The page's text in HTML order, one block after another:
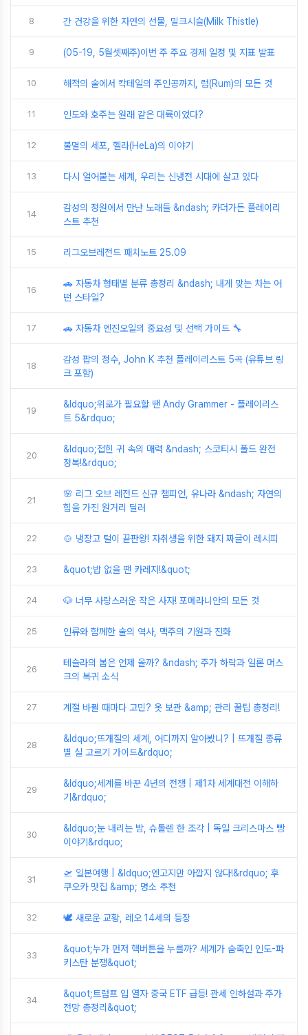
8 간 건강을 위한 자연의 선물, 밀크시슬(Milk Thistle)
9 (05-19, 5월셋째주)이번 주 주요 경제 일정 및 지표 발표
10 해적의 술에서 칵테일의 주인공까지, 럼(Rum)의 모든 것
11 인도와 호주는 원래 같은 대륙이었다?
12 불멸의 세포, 헬라(HeLa)의 이야기
13 다시 얼어붙는 세계, 우리는 신냉전 시대에 살고 있다
14
감성의 정원에서 만난 노래들 &ndash; 카더가든 플레이리
스트 추천
15 리그오브레전드 패치노트 25.09
16
🚗 자동차 형태별 분류 총정리 &ndash; 내게 맞는 차는 어
떤 스타일?
17 🚗 자동차 엔진오일의 중요성 및 선택 가이드 🔧
18
감성 팝의 정수, John K 추천 플레이리스트 5곡 (유튜브 링
크 포함)
19
&ldquo;위로가 필요할 땐 Andy Grammer - 플레이리스
트 5&rdquo;
20
&ldquo;접힌 귀 속의 매력 &ndash; 스코티시 폴드 완전
정복!&rdquo;
21
🌸 리그 오브 레전드 신규 챔피언, 유나라 &ndash; 자연의
힘을 가진 원거리 딜러
22 🍲 냉장고 털이 끝판왕! 자취생을 위한 돼지 짜글이 레시피
23 &quot;밥 없을 땐 카레지!&quot;
24 🐶 너무 사랑스러운 작은 사자! 포메라니안의 모든 것
25 인류와 함께한 술의 역사, 맥주의 기원과 진화
26
테슬라의 봄은 언제 올까? &ndash; 주가 하락과 일론 머스
크의 복귀 소식
27 계절 바뀔 때마다 고민? 옷 보관 &amp; 관리 꿀팁 총정리!
28
&ldquo;뜨개질의 세계, 어디까지 알아봤니? | 뜨개질 종류
별 실 고르기 가이드&rdquo;
29
&ldquo;세계를 바꾼 4년의 전쟁 | 제1차 세계대전 이해하
기&rdquo;
30
&ldquo;눈 내리는 밤, 슈톨렌 한 조각 | 독일 크리스마스 빵
이야기&rdquo;
31
🛫 일본여행 | &ldquo;엔고지만 아깝지 않다!&rdquo; 후
쿠오카 맛집 &amp; 명소 추천
32 🕊️ 새로운 교황, 레오 14세의 등장
33
&quot;누가 먼저 핵버튼을 누를까? 세계가 숨죽인 인도-파
키스탄 분쟁&quot;
34
&quot;트럼프 입 열자 중국 ETF 급등! 관세 인하설과 주가
전망 총정리&quot;